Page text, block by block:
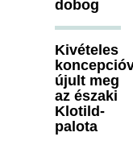
dobog
Kivételes
újult meg
az északi
Klotild-
palota